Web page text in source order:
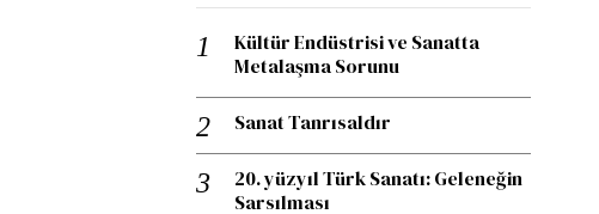
Kültür Endüstrisi ve Sanatta
Metalaşma Sorunu
Sanat Tanrısaldır
20. yüzyıl Türk Sanatı: Geleneğin
Sarsılması